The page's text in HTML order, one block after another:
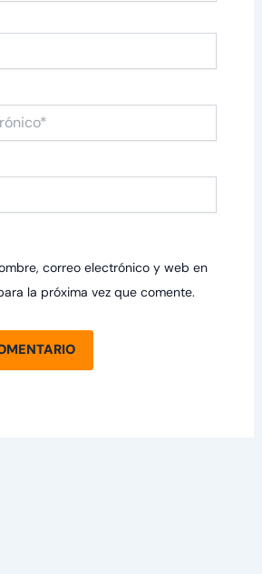
correo electrónico y web en
la próxima vez que comente.